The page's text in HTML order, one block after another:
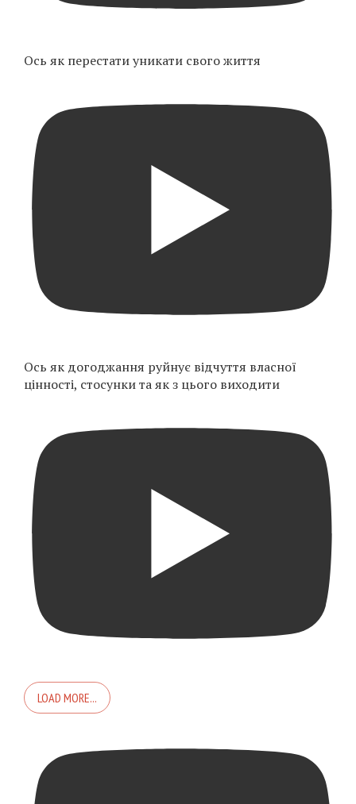
Ось як перестати уникати свого життя
Ось як догоджання руйнує відчуття власної
цінності, стосунки та як з цього виходити
LOAD MORE...